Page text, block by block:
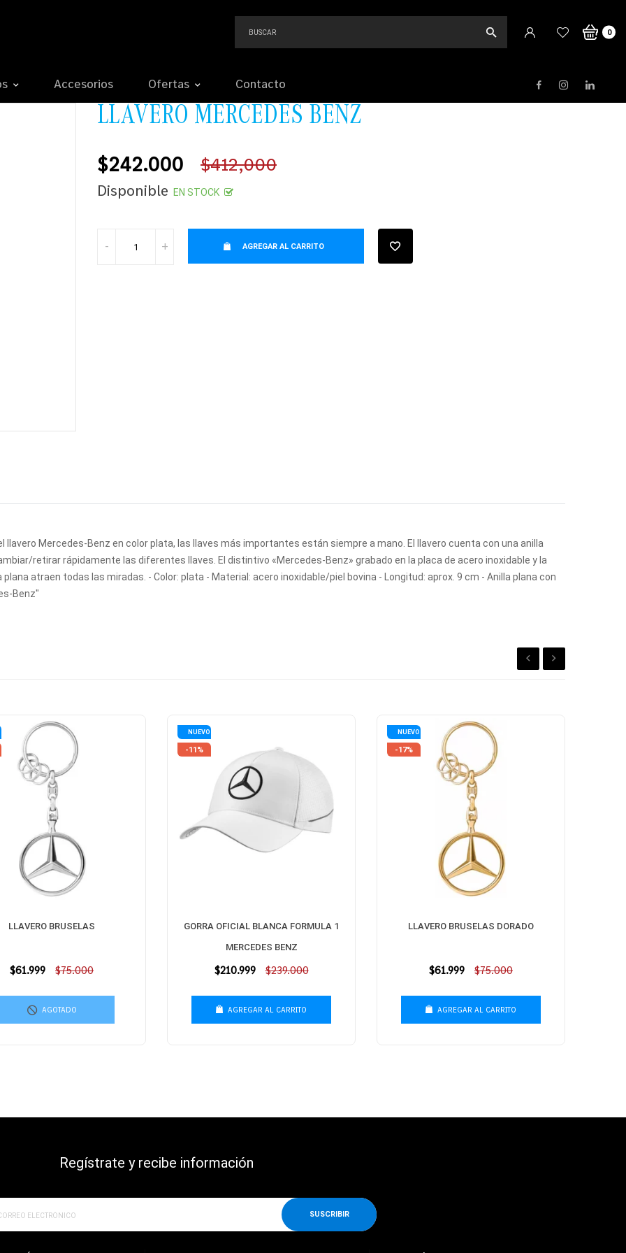
0
Accesorios Ofertas Contacto
LLAVERO MERCEDES BENZ
Precio
habitual
$242.000 $412,000
Disponible EN STOCK
- + AGREGAR AL CARRITO
Mercedes-Benz en color plata, las llaves más importantes están siempre a mano. El llavero cuenta con una anilla
retirar rápidamente las diferentes llaves. El distintivo «Mercedes-Benz» grabado en la placa de acero inoxidable y la
atraen todas las miradas. - Color: plata - Material: acero inoxidable/piel bovina - Longitud: aprox. 9 cm - Anilla plana con
Benz"
LLAVERO BRUSELAS
Precio
$61.999 $75.000
AGOTADO
NUEVO
-11%
GORRA OFICIAL BLANCA FORMULA 1
MERCEDES BENZ
Precio
$210.999 $239.000
AGREGAR AL CARRITO
NUEVO
-17%
LLAVERO BRUSELAS DORADO
Precio
$61.999 $75.000
AGREGAR AL CARRITO
Regístrate y recibe información
SUSCRIBIR